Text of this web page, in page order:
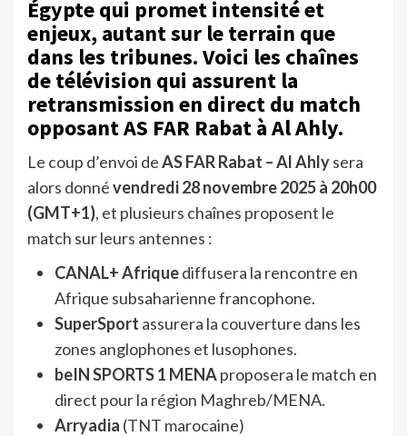
Égypte qui promet intensité et
enjeux, autant sur le terrain que
dans les tribunes. Voici les chaînes
de télévision qui assurent la
retransmission en direct du match
opposant AS FAR Rabat à Al Ahly.
Le coup d’envoi deAS FAR Rabat – Al Ahlysera
alors donnévendredi 28 novembre 2025 à 20h00
(GMT+1), et plusieurs chaînes proposent le
match sur leurs antennes :
CANAL+ Afriquediffusera la rencontre en
Afrique subsaharienne francophone.
SuperSport assurera la couverture dans les
zones anglophones et lusophones.
beIN SPORTS 1 MENAproposera le match en
direct pour la région Maghreb/MENA.
Arryadia (TNT marocaine)